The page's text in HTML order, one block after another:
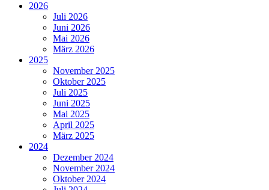
2026
Juli 2026
Juni 2026
Mai 2026
März 2026
2025
November 2025
Oktober 2025
Juli 2025
Juni 2025
Mai 2025
April 2025
März 2025
2024
Dezember 2024
November 2024
Oktober 2024